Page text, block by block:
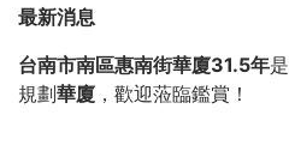
最新消息
台南市南區惠南街華廈31.5年是
規劃華廈 ，歡迎蒞臨鑑賞！